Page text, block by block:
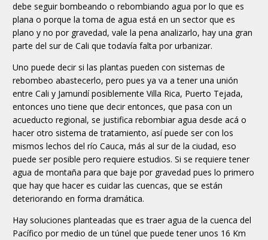
debe seguir bombeando o rebombiando agua por lo que es
plana o porque la toma de agua está en un sector que es
plano y no por gravedad, vale la pena analizarlo, hay una gran
parte del sur de Cali que todavía falta por urbanizar.
Uno puede decir si las plantas pueden con sistemas de
rebombeo abastecerlo, pero pues ya va a tener una unión
entre Cali y Jamundí posiblemente Villa Rica, Puerto Tejada,
entonces uno tiene que decir entonces, que pasa con un
acueducto regional, se justifica rebombiar agua desde acá o
hacer otro sistema de tratamiento, así puede ser con los
mismos lechos del río Cauca, más al sur de la ciudad, eso
puede ser posible pero requiere estudios. Si se requiere tener
agua de montaña para que baje por gravedad pues lo primero
que hay que hacer es cuidar las cuencas, que se están
deteriorando en forma dramática.
Hay soluciones planteadas que es traer agua de la cuenca del
Pacífico por medio de un túnel que puede tener unos 16 Km